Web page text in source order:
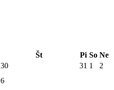
Št Pi So Ne
30 31 1 2
6